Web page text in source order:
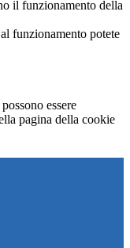
il funzionamento della
funzionamento potete
essere
pagina della cookie